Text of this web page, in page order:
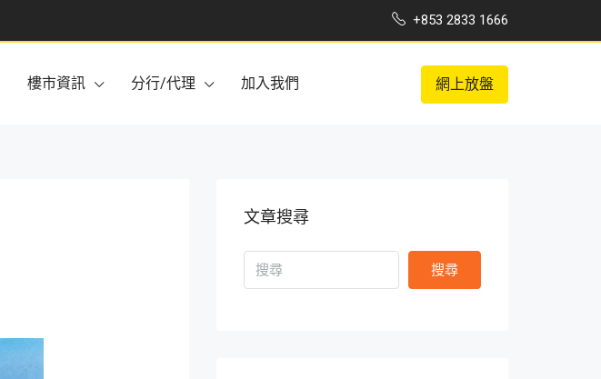
+853 2833 1666
樓市資訊 分行/代理 加入我們 網上放盤
文章搜尋
搜尋